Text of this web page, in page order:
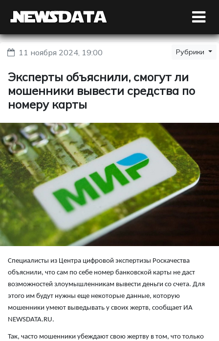
11 ноября 2024, 19:00 Рубрики
Эксперты объяснили, смогут ли
мошенники вывести средства по
номеру карты
Специалисты из Центра цифровой экспертизы Роскачества
объяснили, что сам по себе номер банковской карты не даст
возможностей злоумышленникам вывести деньги со счета. Для
этого им будут нужны еще некоторые данные, которую
мошенники умеют выведывать у своих жертв, сообщает ИА
NEWSDATA.RU.
Так, часто мошенники убеждают свою жертву в том, что только